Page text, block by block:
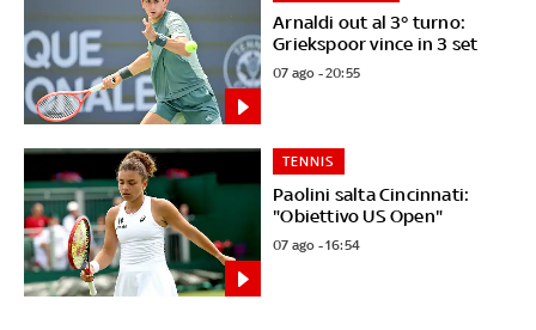
Arnaldi out al 3° turno:
Griekspoor vince in 3 set
07 ago - 20:55
Paolini salta Cincinnati:
"Obiettivo US Open"
TENNIS
07 ago - 16:54